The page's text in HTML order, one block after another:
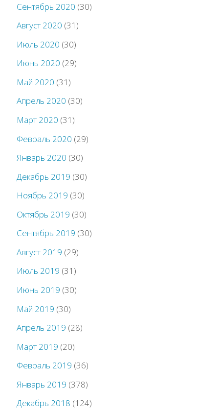
Сентябрь 2020 (30)
Август 2020 (31)
Июль 2020 (30)
Июнь 2020 (29)
Май 2020 (31)
Апрель 2020 (30)
Март 2020 (31)
Февраль 2020 (29)
Январь 2020 (30)
Декабрь 2019 (30)
Ноябрь 2019 (30)
Октябрь 2019 (30)
Сентябрь 2019 (30)
Август 2019 (29)
Июль 2019 (31)
Июнь 2019 (30)
Май 2019 (30)
Апрель 2019 (28)
Март 2019 (20)
Февраль 2019 (36)
Январь 2019 (378)
Декабрь 2018 (124)